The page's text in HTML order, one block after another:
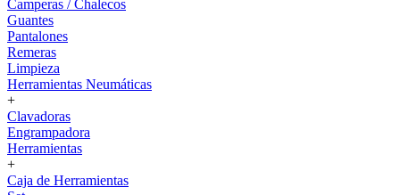
Camperas / Chalecos
Guantes
Pantalones
Remeras
Limpieza
Herramientas Neumáticas
+
Clavadoras
Engrampadora
Herramientas
+
Caja de Herramientas